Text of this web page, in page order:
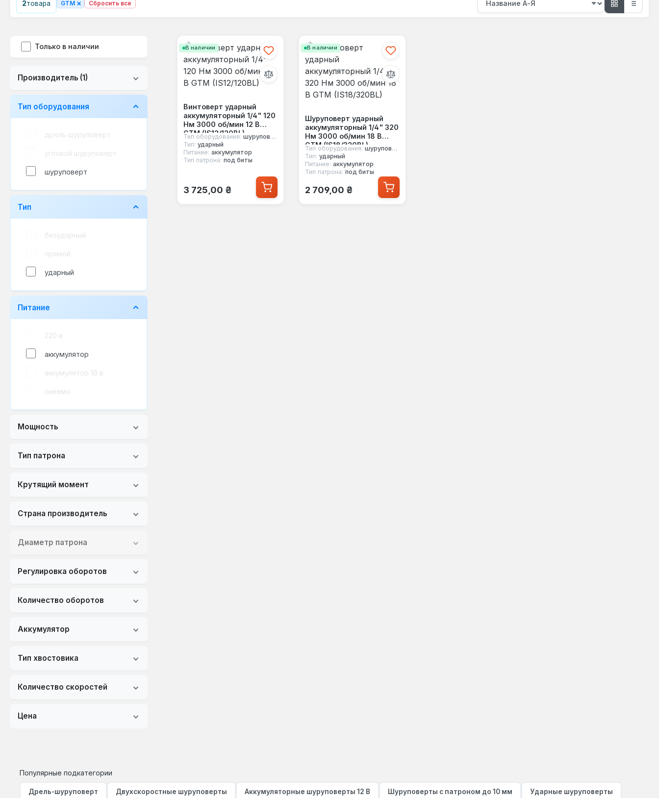
2товара GTM × Сбросить все
Только в наличии
Производитель (1)
Тип оборудования
дрель шуруповерт
угловой шуруповерт
шуруповерт
Тип
безударный
прямой
ударный
Питание
220 в
аккумулятор
аккумулятор 18 в
пневмо
Мощность
Тип патрона
Крутящий момент
Страна производитель
Диаметр патрона
Регулировка оборотов
Количество оборотов
Аккумулятор
Тип хвостовика
Количество скоростей
Цена
В наличии
Винтоверт ударный
аккумуляторный 1/4" 120
Нм 3000 об/мин 12 В
GTM (IS12/120BL)
Тип оборудования: шуруповерт
Тип: ударный
Питание: аккумулятор
Тип патрона: под биты
Обычная цена:
3 725,00 ₴
В наличии
Шуруповерт ударный
аккумуляторный 1/4" 320
Нм 3000 об/мин 18 В
GTM (IS18/320BL)
Тип оборудования: шуруповерт
Тип: ударный
Питание: аккумулятор
Тип патрона: под биты
Обычная цена:
2 709,00 ₴
Популярные подкатегории
Дрель-шуруповерт Двухскоростные шуруповерты Аккумуляторные шуруповерты 12 В Шуруповерты с патроном до 10 мм Ударные шуруповерты